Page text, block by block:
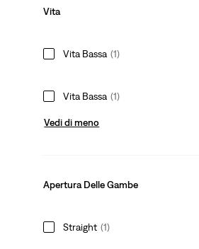
Vita
Vita Bassa (1)
Vita Bassa (1)
Vedi di meno
Apertura Delle Gambe
Straight (1)